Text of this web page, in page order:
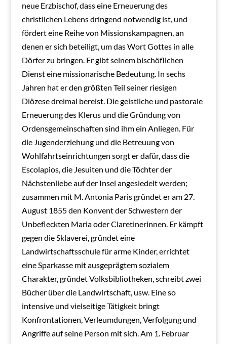
neue Erzbischof, dass eine Erneuerung des
christlichen Lebens dringend notwendig ist, und
fördert eine Reihe von Missionskampagnen, an
denen er sich beteiligt, um das Wort Gottes in alle
Dörfer zu bringen. Er gibt seinem bischöflichen
Dienst eine missionarische Bedeutung. In sechs
Jahren hat er den größten Teil seiner riesigen
Diözese dreimal bereist. Die geistliche und pastorale
Erneuerung des Klerus und die Gründung von
Ordensgemeinschaften sind ihm ein Anliegen. Für
die Jugenderziehung und die Betreuung von
Wohlfahrtseinrichtungen sorgt er dafür, dass die
Escolapios, die Jesuiten und die Töchter der
Nächstenliebe auf der Insel angesiedelt werden;
zusammen mit M. Antonia Paris gründet er am 27.
August 1855 den Konvent der Schwestern der
Unbefleckten Maria oder Claretinerinnen. Er kämpft
gegen die Sklaverei, gründet eine
Landwirtschaftsschule für arme Kinder, errichtet
eine Sparkasse mit ausgeprägtem sozialem
Charakter, gründet Volksbibliotheken, schreibt zwei
Bücher über die Landwirtschaft, usw. Eine so
intensive und vielseitige Tätigkeit bringt
Konfrontationen, Verleumdungen, Verfolgung und
Angriffe auf seine Person mit sich. Am 1. Februar